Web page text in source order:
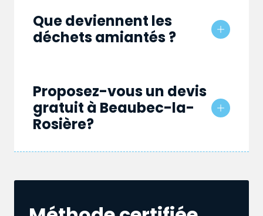
Que deviennent les
déchets amiantés ?
Proposez-vous un devis
gratuit à Beaubec-la-
Rosière?